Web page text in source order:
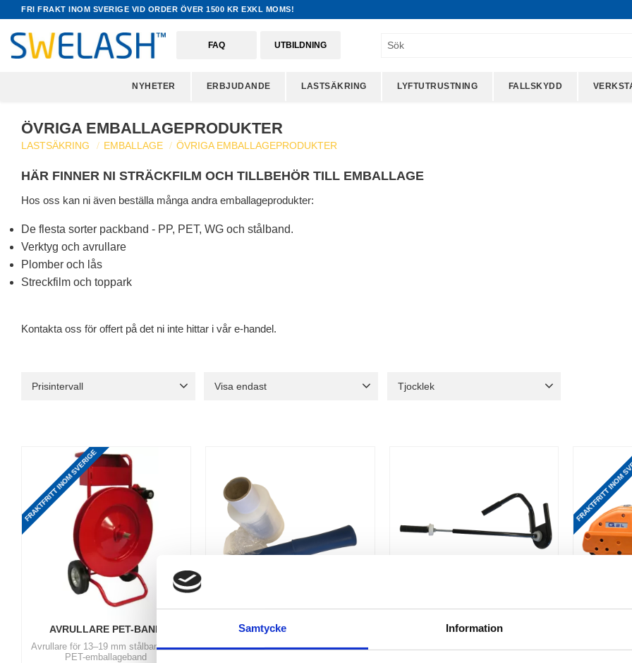
Samtycke Information
FRI FRAKT INOM SVERIGE VID ORDER ÖVER 1500 KR EXKL MOMS!
FAQ UTBILDNING
NYHETER ERBJUDANDE LASTSÄKRING LYFTUTRUSTNING FALLSKYDD
ÖVRIGA EMBALLAGEPRODUKTER
LASTSÄKRING EMBALLAGE ÖVRIGA EMBALLAGEPRODUKTER
HÄR FINNER NI STRÄCKFILM OCH TILLBEHÖR TILL EMBALLAGE
Hos oss kan ni även beställa många andra emballageprodukter:
De flesta sorter packband - PP, PET, WG och stålband.
Verktyg och avrullare
Plomber och lås
Streckfilm och toppark
Kontakta oss för offert på det ni inte hittar i vår e-handel.
Prisintervall Visa endast Tjocklek
AVRULLARE PET-BAND
Avrullare för 13–19 mm stålband och
PET-emballageband
FRAKTFRITT INOM SVERIGE
AVRULLARE MINISTRÄCKFILM
För minirullar
AVRULLARE STRÄCKFILM
FRAKTFRITT